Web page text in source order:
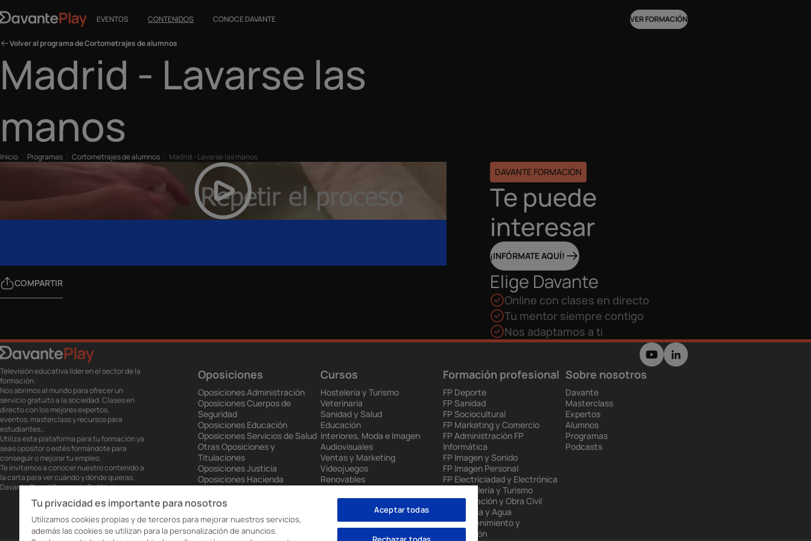
EVENTOS CONTENIDOS CONOCE DAVANTE VER FORMACIÓN
Volver al programa de Cortometrajes de alumnos
Madrid - Lavarse las
manos
Inicio Programas Cortometrajes de alumnos Madrid - Lavarse las manos
COMPARTIR
DAVANTE FORMACIÓN
Te puede
interesar
¡INFÓRMATE AQUÍ!
Elige Davante
Online con clases en directo
Tu mentor siempre contigo
Nos adaptamos a ti
Televisión educativa líder en el sector de la
formación.
Nos abrimos al mundo para ofrecer un
servicio gratuito a la sociedad. Clases en
directo con los mejores expertos,
eventos, masterclass y recursos para
estudiantes…
Utiliza esta plataforma para tu formación ya
seas opositor o estés formándote para
conseguir o mejorar tu empleo.
Te invitamos a conocer nuestro contenido a
la carta para ver cuándo y dónde quieras.
Davante Play. #FormaciónEnAbierto
Oposiciones
Oposiciones Administración
Oposiciones Cuerpos de
Seguridad
Oposiciones Educación
Oposiciones Servicios de Salud
Otras Oposiciones y
Titulaciones
Oposiciones Justicia
Oposiciones Hacienda
Oposiciones Ejército
Cursos
Hostelería y Turismo
Veterinaria
Sanidad y Salud
Educación
Interiores, Moda e Imagen
Audiovisuales
Ventas y Marketing
Videojuegos
Renovables
Administración
Formación profesional
FP Deporte
FP Sanidad
FP Sociocultural
FP Marketing y Comercio
FP Administración FP
Informática
FP Imagen y Sonido
FP Imagen Personal
FP Electriciadad y Electrónica
FP Hostelería y Turismo
FP Edificación y Obra Civil
FP Energía y Agua
FP Mantenimiento y
Producción
Sobre nosotros
Davante
Masterclass
Expertos
Alumnos
Programas
Podcasts
Tu privacidad es importante para nosotros
Utilizamos cookies propias y de terceros para mejorar nuestros servicios,
además las cookies se utilizan para la personalización de anuncios.
Aceptar todas